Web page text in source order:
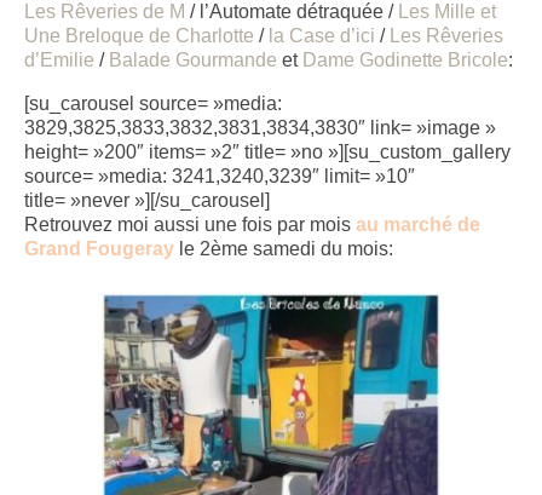
Les Rêveries de M / l’Automate détraquée /
Les Mille et
Une Breloque de Charlotte / la Case d’ici /
Les Rêveries
d’Emilie / Balade Gourmande et Dame Godinette Bricole:
[su_carousel source= »media:
3829,3825,3833,3832,3831,3834,3830″ link= »image »
height= »200″ items= »2″ title= »no »][su_custom_gallery
source= »media: 3241,3240,3239″ limit= »10″
title= »never »][/su_carousel]
Retrouvez moi aussi une fois par mois au marché de
Grand Fougeray le 2ème samedi du mois: